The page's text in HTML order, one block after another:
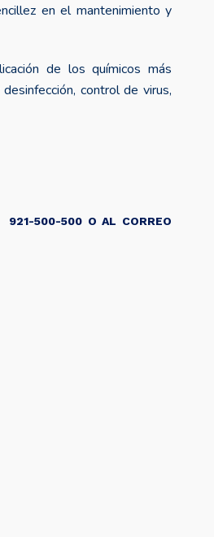
es:
en el mantenimiento y
de los químicos más
control de virus,
921-500-500 O AL CORREO